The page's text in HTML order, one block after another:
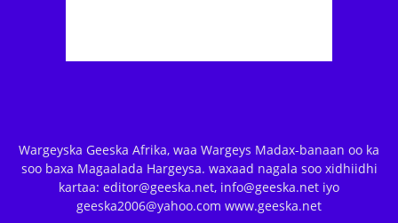
Wargeyska Geeska Afrika, waa Wargeys Madax-banaan oo ka
soo baxa Magaalada Hargeysa. waxaad nagala soo xidhiidhi
kartaa: editor@geeska.net, info@geeska.net iyo
geeska2006@yahoo.com www.geeska.net